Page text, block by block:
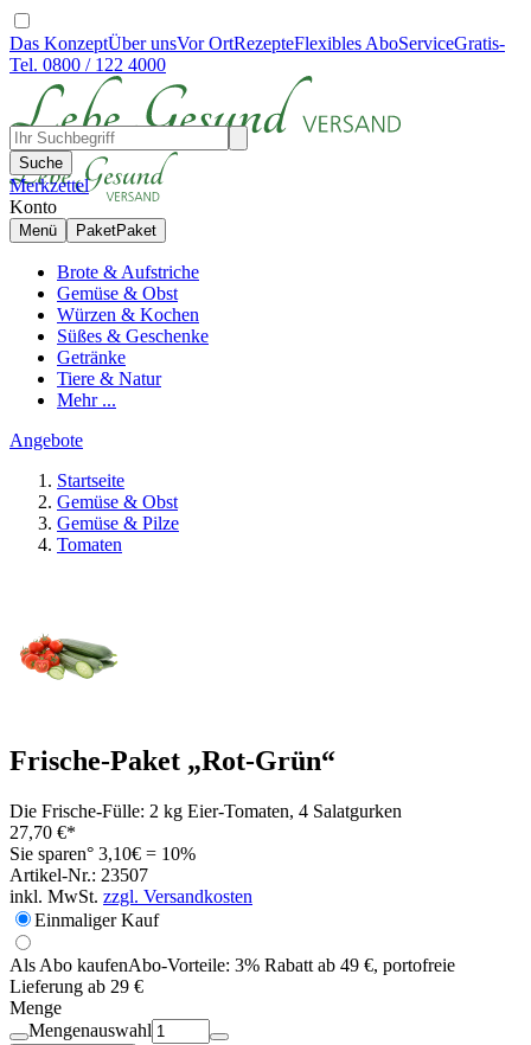
Das KonzeptÜber unsVor OrtRezepteFlexibles AboServiceGratis-
Tel. 0800 / 122 4000
Suche
Merkzettel
Konto
Menü PaketPaket
Brote & Aufstriche
Gemüse & Obst
Würzen & Kochen
Süßes & Geschenke
Getränke
Tiere & Natur
Mehr ...
Angebote
Startseite
Gemüse & Obst
Gemüse & Pilze
Tomaten
Frische-Paket „Rot-Grün“
Die Frische-Fülle: 2 kg Eier-Tomaten, 4 Salatgurken
27,70 €*
Sie sparen° 3,10€ = 10%
Artikel-Nr.: 23507
inkl. MwSt. zzgl. Versandkosten
Einmaliger Kauf
Als Abo kaufenAbo-Vorteile: 3% Rabatt ab 49 €, portofreie
Lieferung ab 29 €
Menge
Mengenauswahl